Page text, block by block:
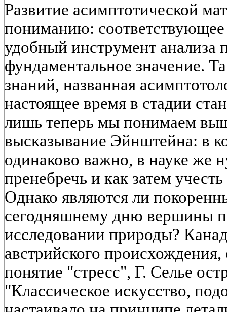
Развитие асимптотической
пониманию: соответствующее
удобный инструмент анализа
фундаментальное значение.
знаний, названная
настоящее время в стадии
лишь теперь мы понимаем
высказывание Эйнштейна: в
одинаково важно, в науке же
пренебречь и как затем
Однако являются ли
сегодняшнему дню вершины
исследовании природы?
австрийского
понятие "стресс", Г. Селье
"Классическое искусство,